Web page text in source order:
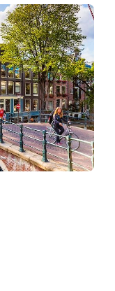
les beaux arts,
sa magnifique
notamment
Hals, Jacob van
de la ville.
vous pourrez
notamment avec
romantique